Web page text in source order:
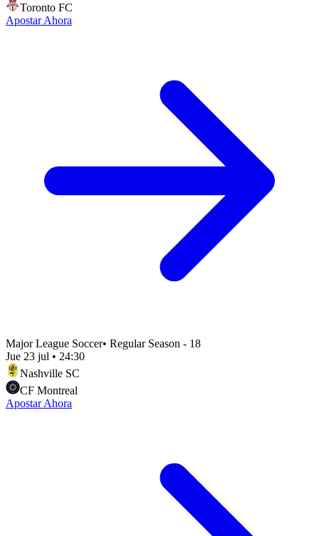
Toronto FC
Apostar Ahora
Major League Soccer• Regular Season - 18
Jue 23 jul • 24:30
Nashville SC
CF Montreal
Apostar Ahora